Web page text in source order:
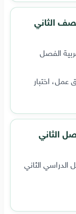
الثاني
الفصل
عمل، اختبار
الثاني
الثاني